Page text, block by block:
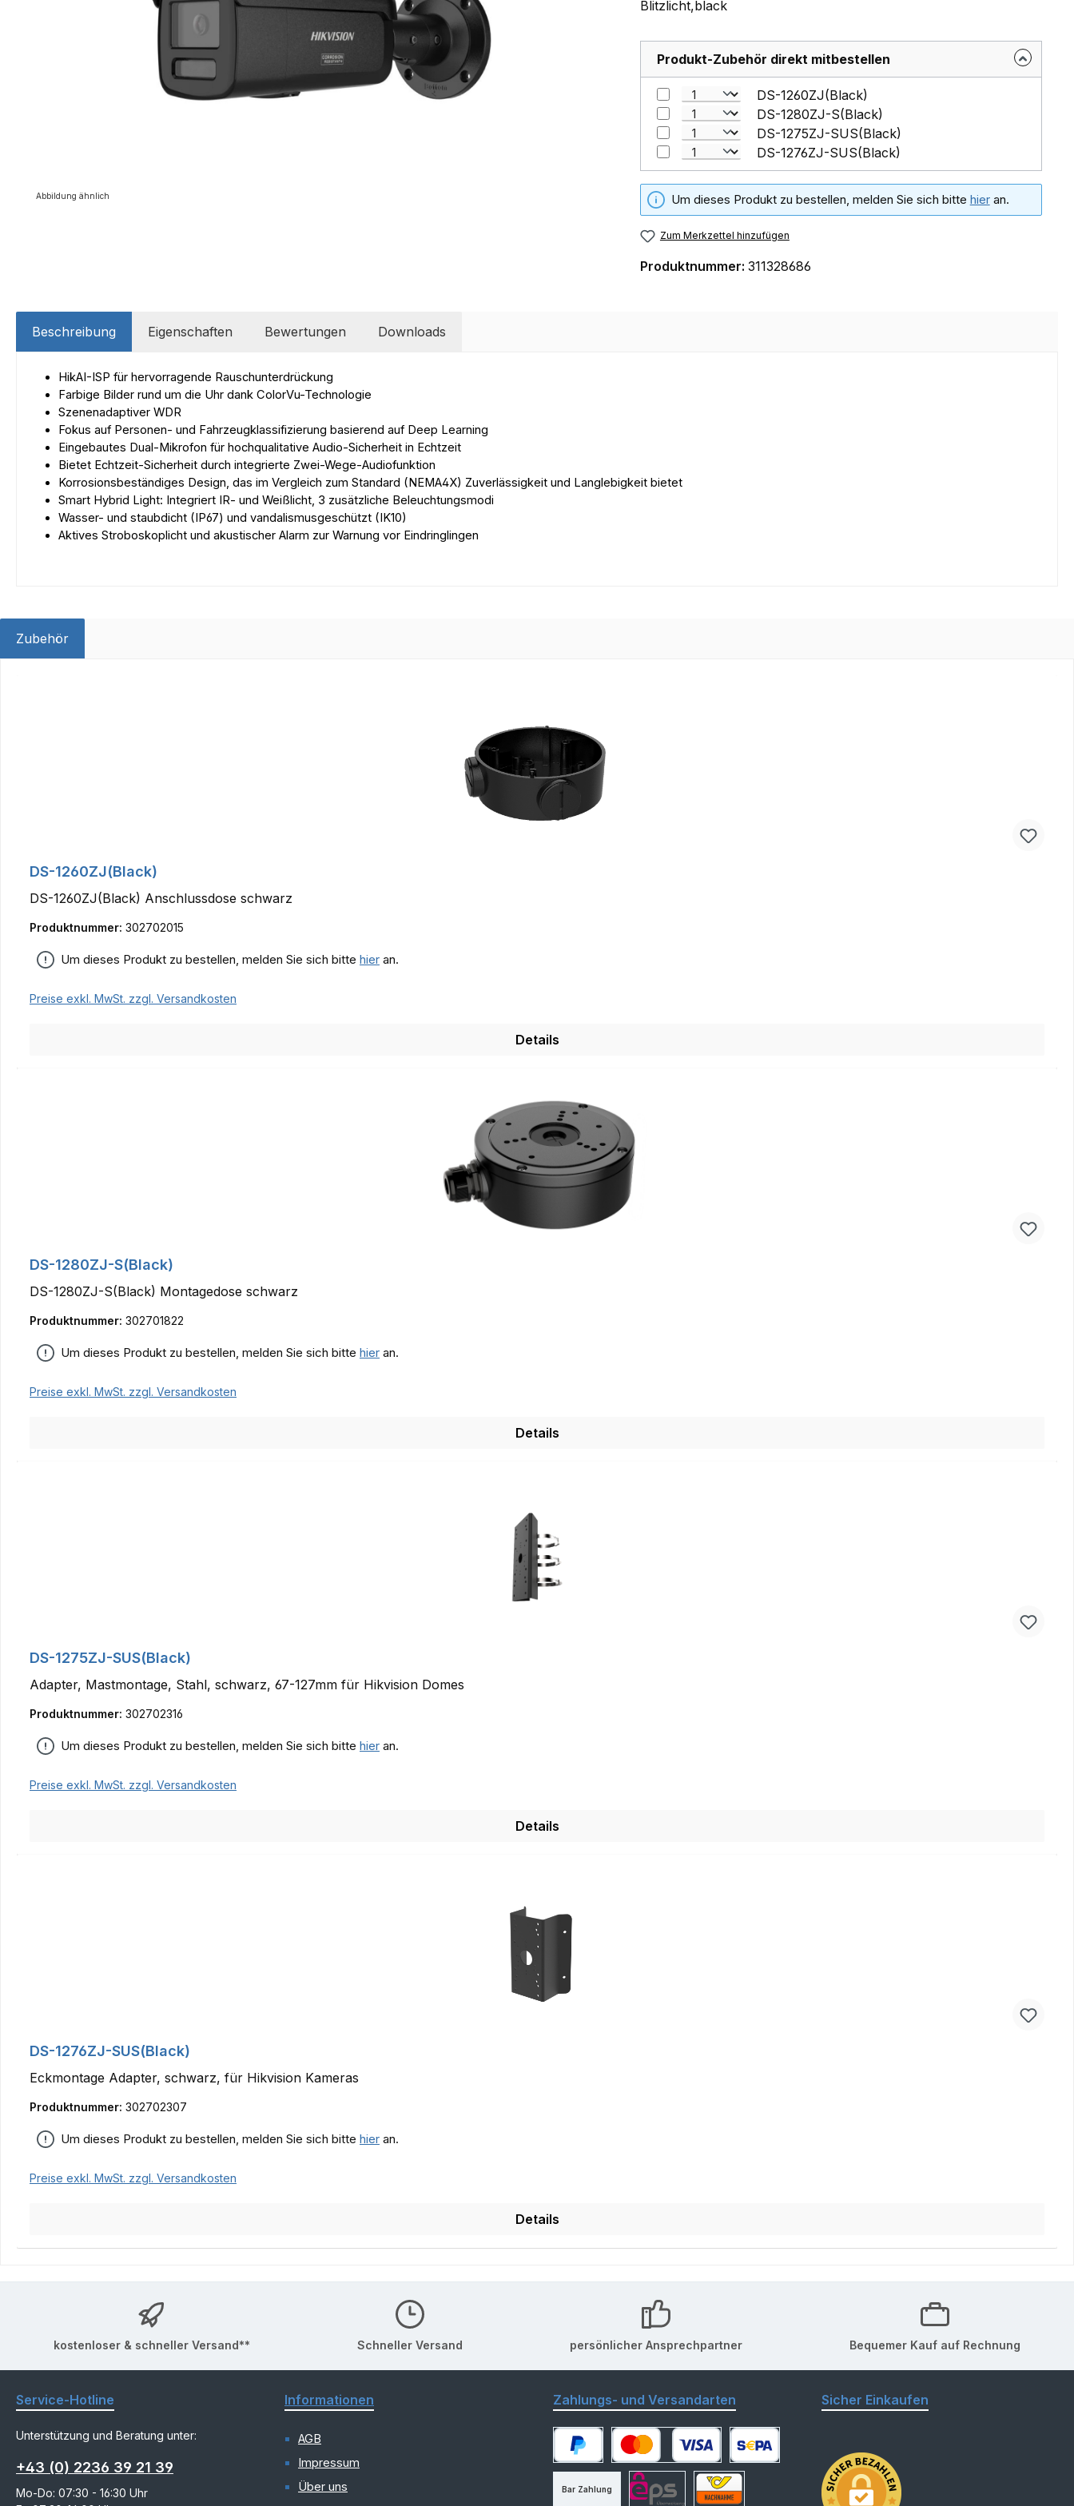
Abbildung ähnlich
Blitzlicht,black
Produkt-Zubehör direkt mitbestellen
DS-1260ZJ(Black)
DS-1280ZJ-S(Black)
DS-1275ZJ-SUS(Black)
DS-1276ZJ-SUS(Black)
Um dieses Produkt zu bestellen, melden Sie sich bitte hieran.
Zum Merkzettel hinzufügen
Produktnummer: 311328686
Beschreibung Eigenschaften Bewertungen Downloads
HikAI-ISP für hervorragende Rauschunterdrückung
Farbige Bilder rund um die Uhr dank ColorVu-Technologie
Szenenadaptiver WDR
Fokus auf Personen- und Fahrzeugklassifizierung basierend auf Deep Learning
Eingebautes Dual-Mikrofon für hochqualitative Audio-Sicherheit in Echtzeit
Bietet Echtzeit-Sicherheit durch integrierte Zwei-Wege-Audiofunktion
Korrosionsbeständiges Design, das im Vergleich zum Standard (NEMA4X) Zuverlässigkeit und Langlebigkeit bietet
Smart Hybrid Light: Integriert IR- und Weißlicht, 3 zusätzliche Beleuchtungsmodi
Wasser- und staubdicht (IP67) und vandalismusgeschützt (IK10)
Aktives Stroboskoplicht und akustischer Alarm zur Warnung vor Eindringlingen
Zubehör
DS-1260ZJ(Black)
DS-1260ZJ(Black) Anschlussdose schwarz
Produktnummer: 302702015
Um dieses Produkt zu bestellen, melden Sie sich bitte hier an.
Preise exkl. MwSt. zzgl. Versandkosten
Details
DS-1280ZJ-S(Black)
DS-1280ZJ-S(Black) Montagedose schwarz
Produktnummer: 302701822
Um dieses Produkt zu bestellen, melden Sie sich bitte hier an.
Preise exkl. MwSt. zzgl. Versandkosten
Details
DS-1275ZJ-SUS(Black)
Adapter, Mastmontage, Stahl, schwarz, 67-127mm für Hikvision Domes
Produktnummer: 302702316
Um dieses Produkt zu bestellen, melden Sie sich bitte hier an.
Preise exkl. MwSt. zzgl. Versandkosten
Details
DS-1276ZJ-SUS(Black)
Eckmontage Adapter, schwarz, für Hikvision Kameras
Produktnummer: 302702307
Um dieses Produkt zu bestellen, melden Sie sich bitte hier an.
Preise exkl. MwSt. zzgl. Versandkosten
Details
kostenloser & schneller Versand** Schneller Versand persönlicher Ansprechpartner Bequemer Kauf auf Rechnung
Service-Hotline
Unterstützung und Beratung unter:
+43 (0) 2236 39 21 39
Mo-Do: 07:30 - 16:30 Uhr
Informationen
AGB
Impressum
Über uns
Zahlungs- und Versandarten
PayPal Kredit- oder DebitkarteSEPA Lastschrift
Bar Zahlung
Sicher Einkaufen